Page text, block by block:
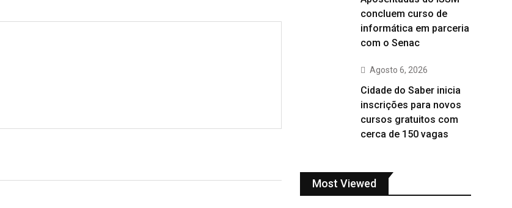
concluem curso de
informática em parceria
com o Senac
Agosto 6, 2026
Cidade do Saber inicia
inscrições para novos
cursos gratuitos com
cerca de 150 vagas
Most Viewed